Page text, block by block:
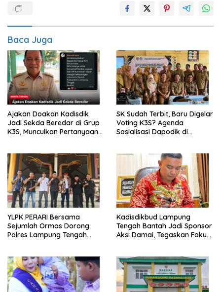
Baca Juga
Ajakan Doakan Kadisdik
Jadi Sekda Beredar di Grup
K3S, Munculkan Pertanyaan
SK Sudah Terbit, Baru Digelar
Voting K3S? Agenda
Sosialisasi Dapodik di
YLPK PERARI Bersama
Sejumlah Ormas Dorong
Polres Lampung Tengah
Pelanggaran UU ITE
Kadisdikbud Lampung
Tengah Bantah Jadi Sponsor
Aksi Damai, Tegaskan Fokus